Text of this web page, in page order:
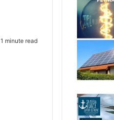
1 minute read